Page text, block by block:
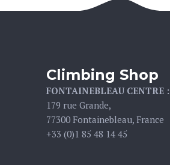
Climbing Shop
FONTAINEBLEAU CENTRE :
179 rue Grande,
77300 Fontainebleau, France
+33 (0)1 85 48 14 45